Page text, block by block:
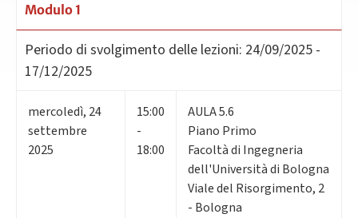
Modulo 1
Periodo di svolgimento delle lezioni: 24/09/2025 -
17/12/2025
mercoledì, 24
settembre
2025
15:00
-
18:00
AULA 5.6
Piano Primo
Facoltà di Ingegneria
dell'Università di Bologna
Viale del Risorgimento, 2
- Bologna